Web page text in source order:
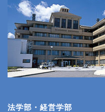
法学部・経営学部